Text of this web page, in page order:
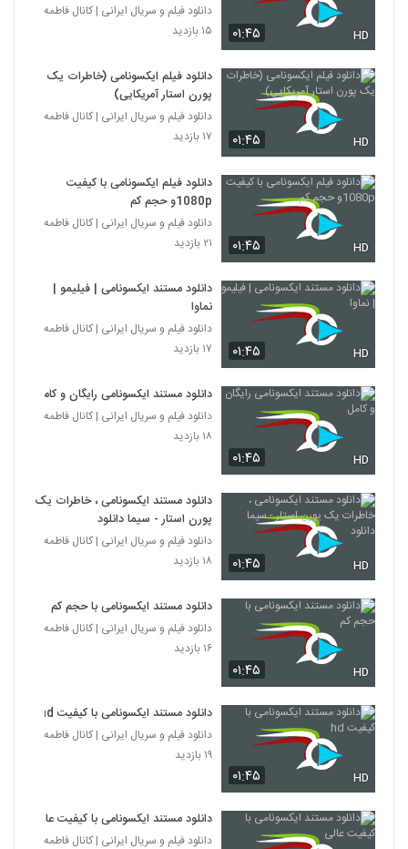
۰۱:۴۵ HD
دانلود فیلم و سریال ایرانی | کانال فاطمه
۱۵ بازدید
۰۱:۴۵ HD
دانلود فیلم ایکسونامی (خاطرات یک
پورن استار آمریکایی)
دانلود فیلم و سریال ایرانی | کانال فاطمه
۱۷ بازدید
۰۱:۴۵ HD
دانلود فیلم ایکسونامی با کیفیت
1080pو حجم کم
دانلود فیلم و سریال ایرانی | کانال فاطمه
۲۱ بازدید
۰۱:۴۵ HD
دانلود مستند ایکسونامی | فیلیمو |
نماوا
دانلود فیلم و سریال ایرانی | کانال فاطمه
۱۷ بازدید
۰۱:۴۵ HD
دانلود مستند ایکسونامی رایگان و کامل
دانلود فیلم و سریال ایرانی | کانال فاطمه
۱۸ بازدید
۰۱:۴۵ HD
دانلود مستند ایکسونامی ، خاطرات یک
پورن استار - سیما دانلود
دانلود فیلم و سریال ایرانی | کانال فاطمه
۱۸ بازدید
۰۱:۴۵ HD
دانلود مستند ایکسونامی با حجم کم
دانلود فیلم و سریال ایرانی | کانال فاطمه
۱۶ بازدید
۰۱:۴۵ HD
دانلود مستند ایکسونامی با کیفیت hd
دانلود فیلم و سریال ایرانی | کانال فاطمه
۱۹ بازدید
دانلود مستند ایکسونامی با کیفیت عالی
دانلود فیلم و سریال ایرانی | کانال فاطمه